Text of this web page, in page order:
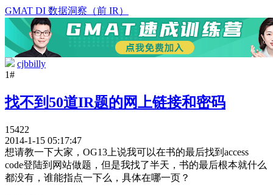
GMAT DI 数据洞察（前 IR）
cjbbilly
1#
找不到50道IR题的网上链接和密码
15422
2014-1-15 05:17:47
想请教一下大家，OG13上说我可以在书的最后找到access
code登陆到网站做题，但是我找了半天，书的最后根本就什么
都没有，谁能指点一下么，具体在哪一页？